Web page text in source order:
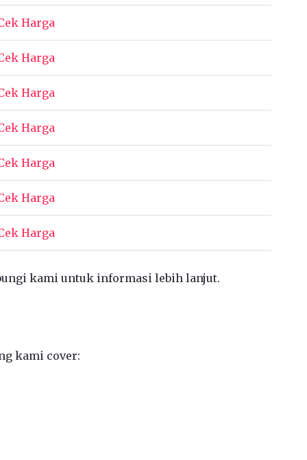
Harga
Harga
Harga
Harga
Harga
Harga
Harga
kami untuk informasi lebih lanjut.
kami cover: